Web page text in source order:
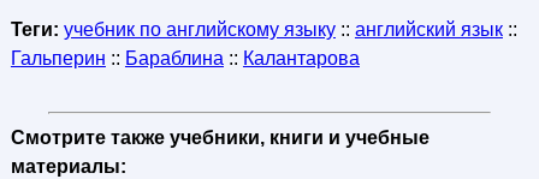
Теги: учебник по английскому языку:: английский язык::
Гальперин :: Бараблина :: Калантарова
Смотрите также учебники, книги и учебные
материалы: